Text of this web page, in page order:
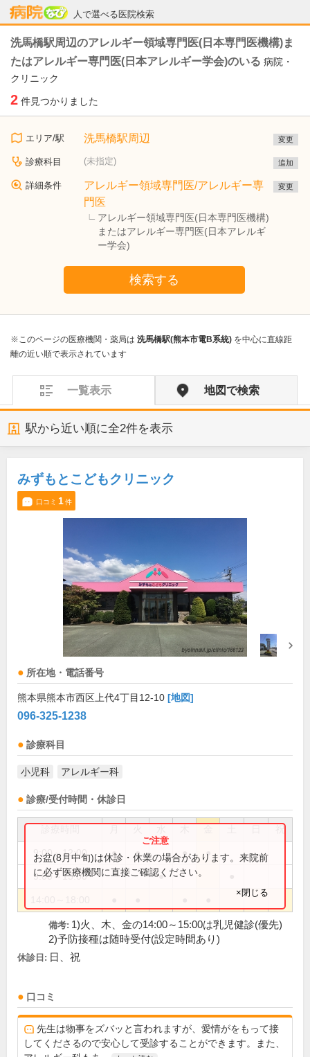
人で選べる医院検索
病院なび
洗馬橋駅周辺のアレルギー領域専門医(日本専門医機構)ま
たはアレルギー専門医(日本アレルギー学会)のいる 病院・
クリニック
2 件見つかりました
エリア/駅 洗馬橋駅周辺 変更
診療科目 (未指定) 追加
詳細条件
アレルギー領域専門医/アレルギー専
門医
アレルギー領域専門医(日本専門医機構)
またはアレルギー専門医(日本アレルギ
ー学会)
変更
検索する
※このページの医療機関・薬局は 洗馬橋駅(熊本市電B系統) を中心に直線距
離の近い順で表示されています
一覧表示 地図で検索
駅から近い順に全2件を表示
みずもとこどもクリニック
口コミ 1件
所在地・電話番号
熊本県熊本市西区上代4丁目12-10 [地図]
096-325-1238
診療科目
小児科 アレルギー科
診療/受付時間・休診日
祝
9:00～12:00 ● ● ● ●
9:00～13:00 ●
お盆(8月中旬)は休診・休業の場合があります。来院前
に必ず医療機関に直接ご確認ください。
×閉じる
備考: 1)火、木、金の14:00～15:00は乳児健診(優先)
2)予防接種は随時受付(設定時間あり)
休診日: 日、祝
口コミ
先生は物事をズバッと言われますが、愛情がをもって接
してくださるので安心して受診することができます。また、